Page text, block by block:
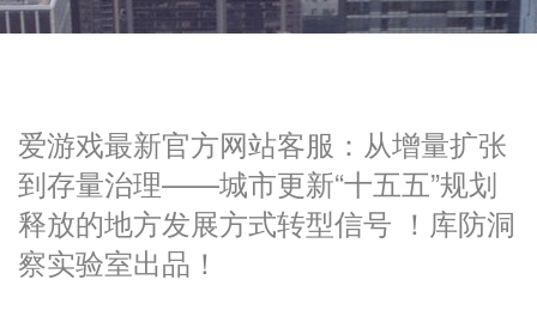
爱游戏最新官方网站客服：从增量扩张
到存量治理——城市更新“十五五”规划
释放的地方发展方式转型信号 ！库防洞
察实验室出品！